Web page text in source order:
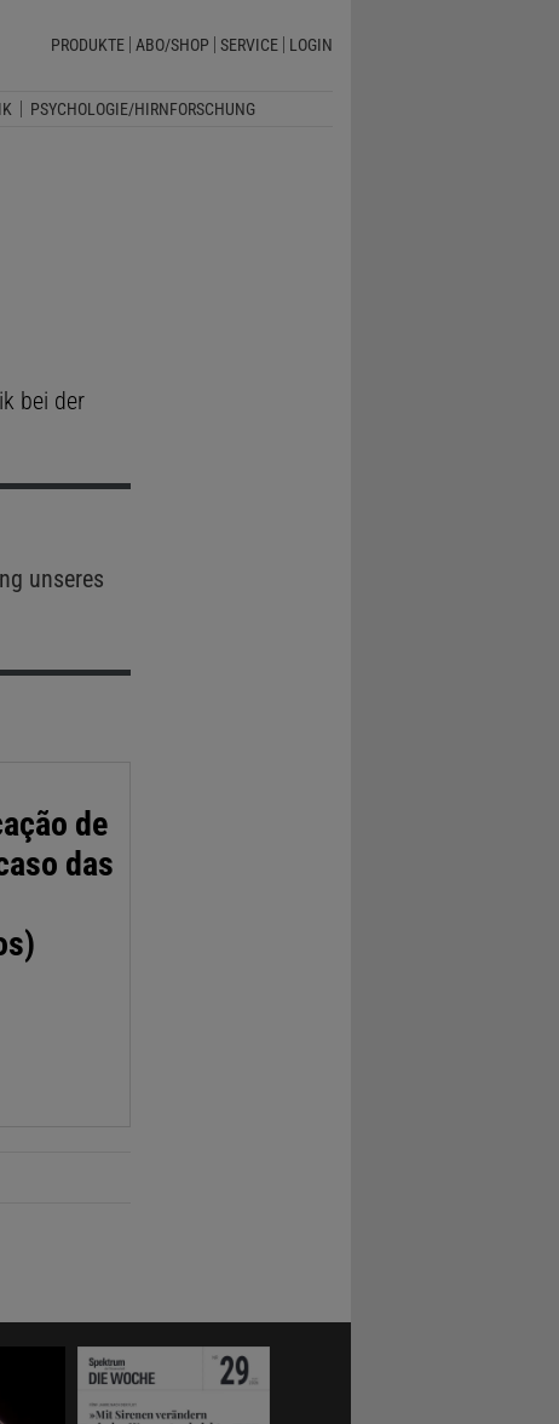
PRODUKTE ABO/SHOP SERVICE LOGIN
PSYCHOLOGIE/HIRNFORSCHUNG
bei der
unseres
de
das